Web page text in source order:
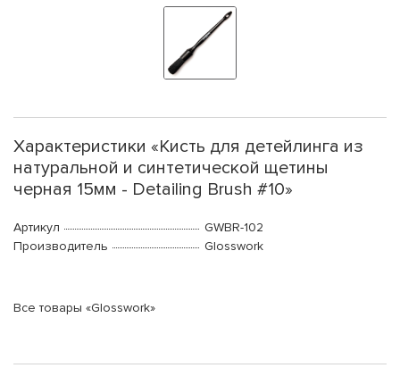
Характеристики «Кисть для детейлинга из
натуральной и синтетической щетины
черная 15мм - Detailing Brush #10»
Артикул
GWBR-102
Производитель
Glosswork
Все товары «Glosswork»